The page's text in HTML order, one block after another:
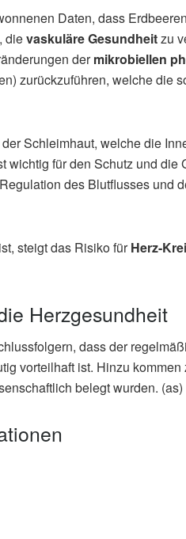
Daten, dass
dievaskuläre Gesundheitzu
dermikrobiellen
zurückzuführen, welche die
Schleimhaut, welche die
wichtig für den Schutz und die
des Blutflusses und
ist, steigt das Risiko fürHerz-
Herzgesundheit
dass der
vorteilhaft ist. Hinzu
belegt wurden. (as)